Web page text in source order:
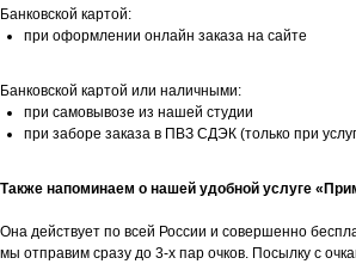
Банковской картой:
при оформлении онлайн заказа на сайте
Банковской картой или наличными:
при самовывозе из нашей студии
при заборе заказа в ПВЗ СДЭК (только при
Также напоминаем о нашей удобной услуге
Она действует по всей России и совершенно
мы отправим сразу до 3-х пар очков. Посылку с